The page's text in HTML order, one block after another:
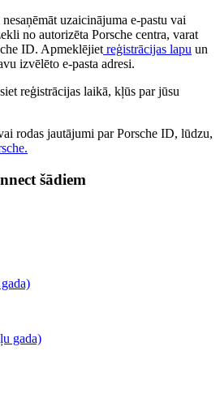
uzaicinājuma e-pastu vai
no autorizēta Porsche centra, varat
ID. Apmeklējiet reģistrācijas lapu un
izvēlēto e-pasta adresi.
reģistrācijas laikā, kļūs par jūsu
rodas jautājumi par Porsche ID, lūdzu,
šādiem
gada)